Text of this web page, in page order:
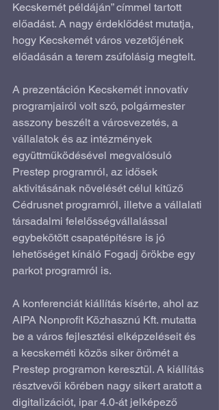
Kecskemét példáján” címmel tartott
előadást. A nagy érdeklődést mutatja,
hogy Kecskemét város vezetőjének
előadásán a terem zsúfolásig megtelt.
A prezentáción Kecskemét innovatív
programjairól volt szó, polgármester
asszony beszélt a városvezetés, a
vállalatok és az intézmények
együttműködésével megvalósuló
Prestep programról, az idősek
aktivitásának növelését célul kitűző
Cédrusnet programról, illetve a vállalati
társadalmi felelősségvállalással
egybekötött csapatépítésre is jó
lehetőséget kínáló Fogadj örökbe egy
parkot programról is.
A konferenciát kiállítás kísérte, ahol az
AIPA Nonprofit Közhasznú Kft. mutatta
be a város fejlesztési elképzeléseit és
a kecskeméti közös siker örömét a
Prestep programon keresztül. A kiállítás
résztvevői körében nagy sikert aratott a
digitalizációt, ipar 4.0-át jelképező